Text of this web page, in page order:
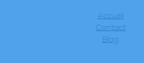
Accueil
Contact
Blog